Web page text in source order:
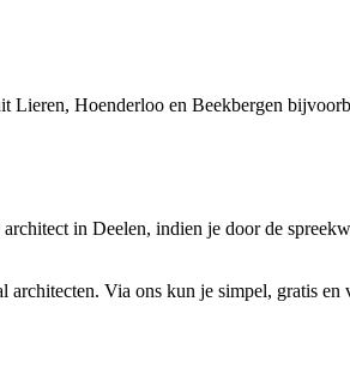
Lieren, Hoenderloo en Beekbergen
in Deelen, indien je door de
architecten. Via ons kun je simpel, gratis